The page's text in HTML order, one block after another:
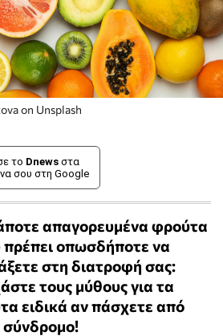
on Unsplash
το Dnews στα
σου στη Google
απαγορευμένα φρούτα
πρέπει οπωσδήποτε να
στη διατροφή σας:
τους μύθους για τα
ειδικά αν πάσχετε από
σύνδρομο!